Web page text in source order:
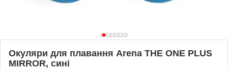
Окуляри для плавання Arena THE ONE PLUS
MIRROR, сині